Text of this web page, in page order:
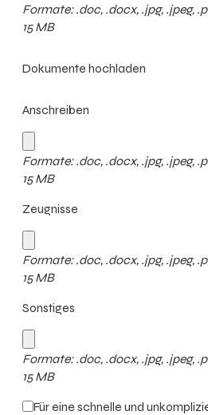
Formate: .doc, .docx, .jpg, .jpeg,
15 MB
Dokumente hochladen
Anschreiben
Formate: .doc, .docx, .jpg, .jpeg,
15 MB
Zeugnisse
Formate: .doc, .docx, .jpg, .jpeg,
15 MB
Sonstiges
Formate: .doc, .docx, .jpg, .jpeg,
15 MB
Für eine schnelle und